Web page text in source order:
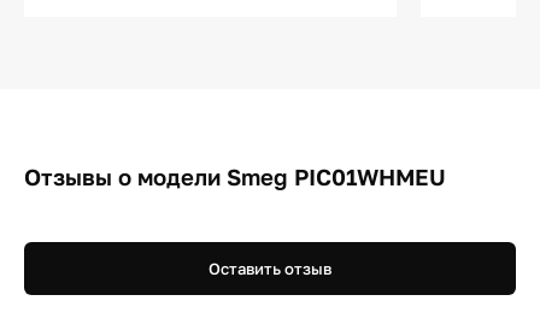
Отзывы о модели Smeg PIC01WHMEU
Оставить отзыв